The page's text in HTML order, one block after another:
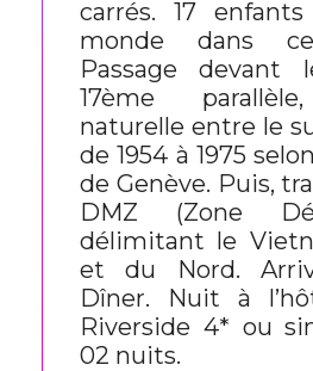
carrés. 17
monde dans
Passage
17ème
naturelle entre le
de 1954 à 1975
de Genève. Puis,
DMZ (Zone
délimitant le
et du Nord.
Dîner. Nuit à
Riverside 4* ou
02 nuits.